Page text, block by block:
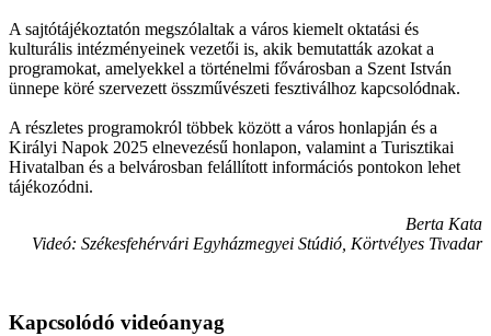
A sajtótájékoztatón megszólaltak a város kiemelt oktatási és
kulturális intézményeinek vezetői is, akik bemutatták azokat a
programokat, amelyekkel a történelmi fővárosban a Szent István
ünnepe köré szervezett összművészeti fesztiválhoz kapcsolódnak.
A részletes programokról többek között a város honlapján és a
Királyi Napok 2025 elnevezésű honlapon, valamint a Turisztikai
Hivatalban és a belvárosban felállított információs pontokon lehet
tájékozódni.
Berta Kata
Videó: Székesfehérvári Egyházmegyei Stúdió, Körtvélyes Tivadar
Kapcsolódó videóanyag